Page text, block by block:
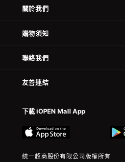
關於我們
購物須知
聯絡我們
友善連結
下載 iOPEN Mall App
統一超商股份有限公司版權所有